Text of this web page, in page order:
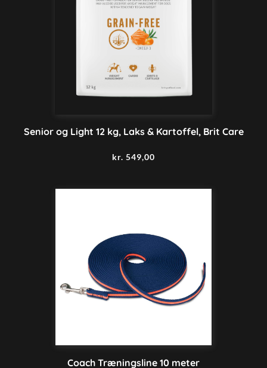
Senior og Light 12 kg, Laks & Kartoffel, Brit Care
kr. 549,00
Coach Træningsline 10 meter